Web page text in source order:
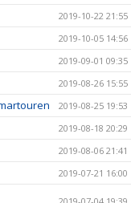
2019-10-22 21:55
2019-10-05 14:56
2019-09-01 09:35
2019-08-26 15:55
2019-08-25 19:53
2019-08-18 20:29
2019-08-06 21:41
2019-07-21 16:00